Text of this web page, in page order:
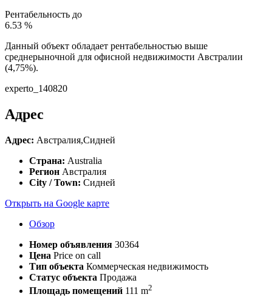
Рентабельность до
6.53 %
Данный объект обладает рентабельностью выше
среднерыночной для офисной недвижимости Австралии
(4,75%).
experto_140820
Адрес
Адрес: Австралия,Сидней
Страна: Australia
Регион Австралия
City / Town: Сидней
Открыть на Google карте
Обзор
Номер объявления 30364
Цена Price on call
Тип объекта Коммерческая недвижимость
Статус объекта Продажа
Площадь помещений 111 m2